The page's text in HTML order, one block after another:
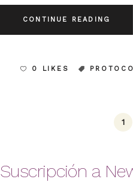
CONTINUE READING
0 LIKES
1
Suscripción a